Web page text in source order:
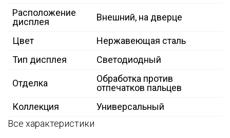
Расположение
дисплея
Внешний, на дверце
Цвет
Нержавеющая сталь
Тип дисплея
Светодиодный
Отделка
Обработка против
отпечатков пальцев
Коллекция
Универсальный
Все характеристики